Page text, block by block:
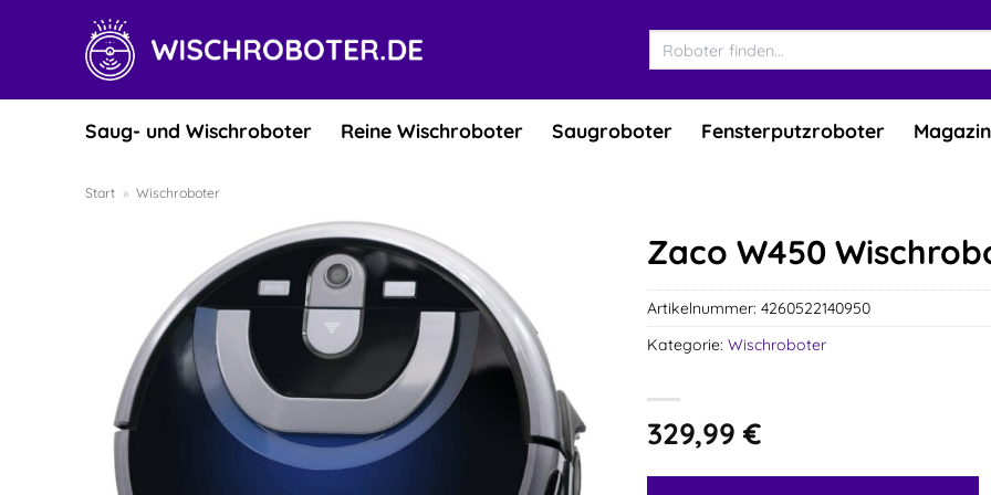
Saug- und Wischroboter Reine Wischroboter Saugroboter Fensterputzroboter Magazin
Start » Wischroboter
Zaco W450
329,99€
Artikelnummer:4260522140950
Kategorie:Wischroboter